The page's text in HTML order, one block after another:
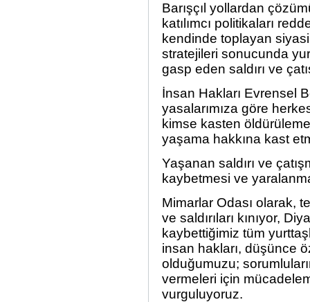
Barışçıl yollardan
katılımcı politikaları
kendinde toplayan
stratejileri sonucunda
gasp eden saldırı ve
İnsan Hakları Evrensel
yasalarımıza göre
kimse kasten
yaşama hakkına kast
Yaşanan saldırı ve
kaybetmesi ve
Mimarlar Odası olarak,
ve saldırıları kınıyor,
kaybettiğimiz tüm
insan hakları, düşünce
olduğumuzu;
vermeleri için
vurguluyoruz.